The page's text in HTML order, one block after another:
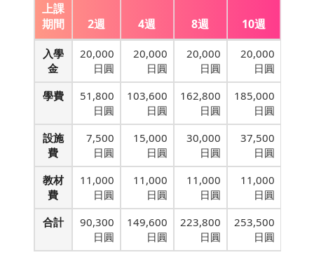
上課
期間
2週 4週 8週 10週
入學
金
20,000
日圓
20,000
日圓
20,000
日圓
20,000
日圓
學費
51,800
日圓
103,600
日圓
162,800
日圓
185,000
日圓
設施
費
7,500
日圓
15,000
日圓
30,000
日圓
37,500
日圓
教材
費
11,000
日圓
11,000
日圓
11,000
日圓
11,000
日圓
合計
90,300
日圓
149,600
日圓
223,800
日圓
253,500
日圓